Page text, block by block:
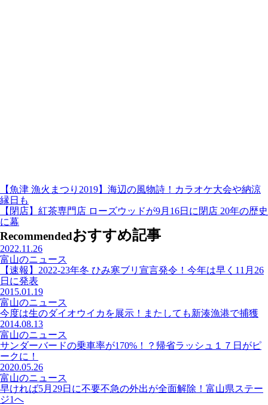
【魚津 漁火まつり2019】海辺の風物詩！カラオケ大会や納涼
縁日も
【閉店】紅茶専門店 ローズウッドが9月16日に閉店 20年の歴史
に幕
Recommendedおすすめ記事
2022.11.26
富山のニュース
【速報】2022-23年冬 ひみ寒ブリ宣言発令！今年は早く11月26
日に発表
2015.01.19
富山のニュース
今度は生のダイオウイカを展示！またしても新湊漁港で捕獲
2014.08.13
富山のニュース
サンダーバードの乗車率が170%！？帰省ラッシュ１７日がピ
ークに！
2020.05.26
富山のニュース
早ければ5月29日に不要不急の外出が全面解除！富山県ステー
ジ1へ